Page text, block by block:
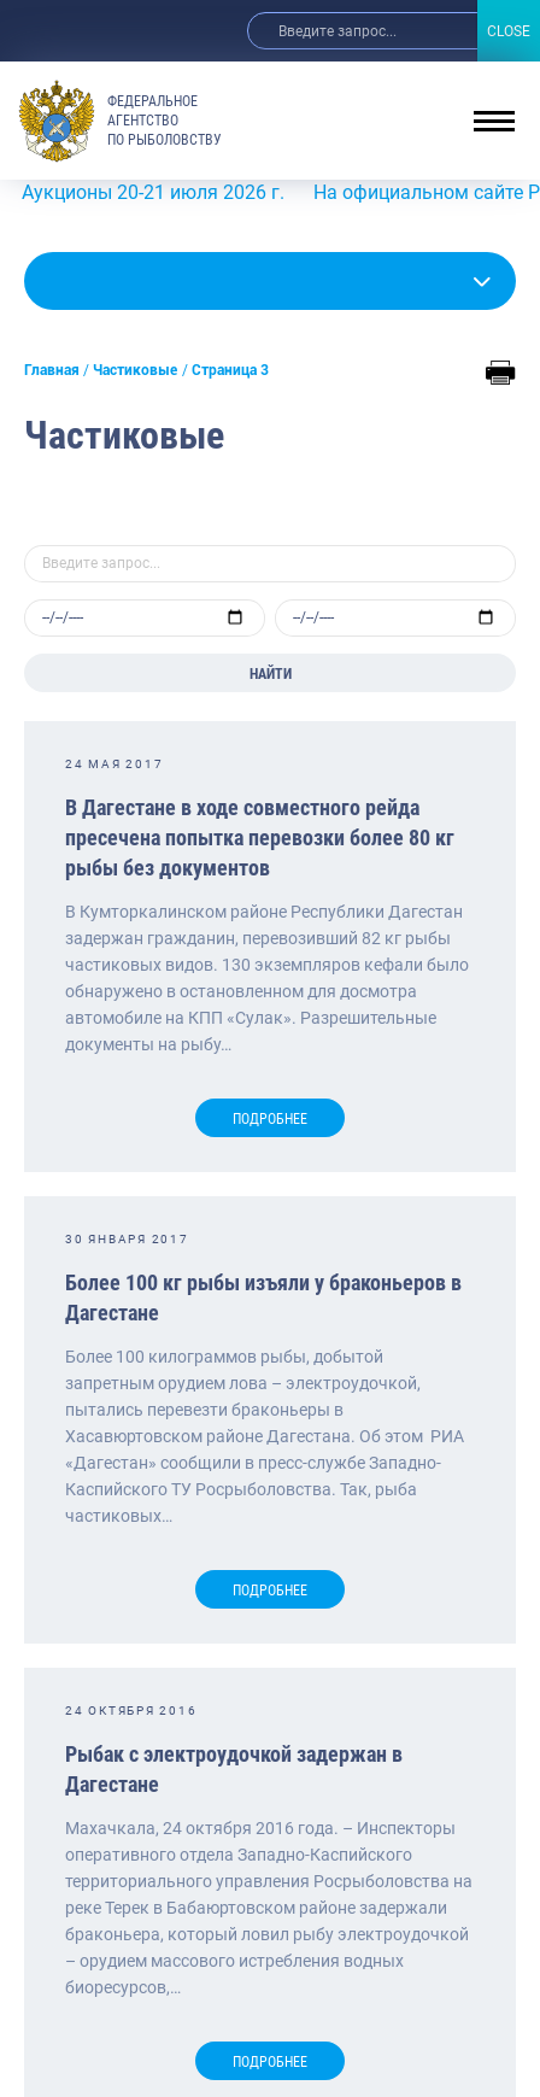
ФЕДЕРАЛЬНОЕ
АГЕНТСТВО
ПО РЫБОЛОВСТВУ
20-21 июля 2026 г. На официальном сайте
Главная Частиковые Страница 3
Частиковые
НАЙТИ
24 МАЯ 2017
В Дагестане в ходе совместного рейда
пресечена попытка перевозки более 80 кг
рыбы без документов
В Кумторкалинском районе Республики Дагестан
задержан гражданин, перевозивший 82 кг рыбы
частиковых видов. 130 экземпляров кефали было
обнаружено в остановленном для досмотра
автомобиле на КПП «Сулак». Разрешительные
документы на рыбу…
ПОДРОБНЕЕ
30 ЯНВАРЯ 2017
Более 100 кг рыбы изъяли у браконьеров в
Дагестане
Более 100 килограммов рыбы, добытой
запретным орудием лова – электроудочкой,
пытались перевезти браконьеры в
Хасавюртовском районе Дагестана. Об этом РИА
«Дагестан» сообщили в пресс-службе Западно-
Каспийского ТУ Росрыболовства. Так, рыба
частиковых…
ПОДРОБНЕЕ
24 ОКТЯБРЯ 2016
Рыбак с электроудочкой задержан в
Дагестане
Махачкала, 24 октября 2016 года. – Инспекторы
оперативного отдела Западно-Каспийского
территориального управления Росрыболовства на
реке Терек в Бабаюртовском районе задержали
браконьера, который ловил рыбу электроудочкой
– орудием массового истребления водных
биоресурсов,…
ПОДРОБНЕЕ
CLOSE
CLOSE